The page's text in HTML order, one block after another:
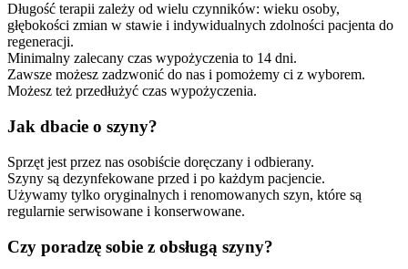
Długość terapii zależy od wielu czynników: wieku osoby,
głębokości zmian w stawie i indywidualnych zdolności pacjenta do
regeneracji.
Minimalny zalecany czas wypożyczenia to 14 dni.
Zawsze możesz zadzwonić do nas i pomożemy ci z wyborem.
Możesz też przedłużyć czas wypożyczenia.
Jak dbacie o szyny?
Sprzęt jest przez nas osobiście doręczany i odbierany.
Szyny są dezynfekowane przed i po każdym pacjencie.
Używamy tylko oryginalnych i renomowanych szyn, które są
regularnie serwisowane i konserwowane.
Czy poradzę sobie z obsługą szyny?